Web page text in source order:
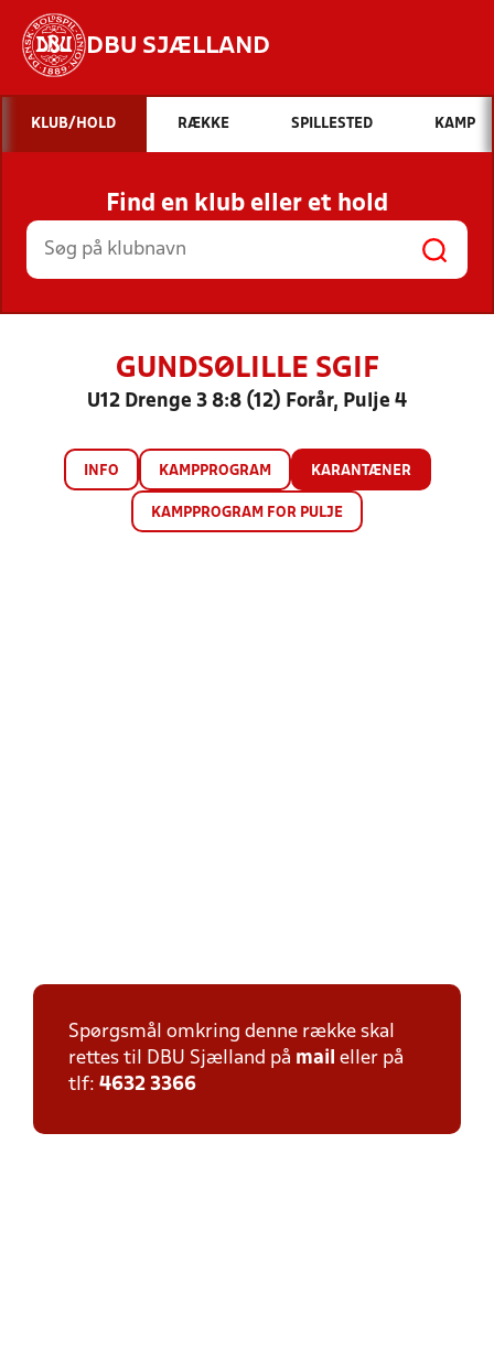
DBU SJÆLLAND
Hvad vil du søge efter?
INDHOLD OG NYHEDER
STILLINGER, RESULTATER, KLUBBER OG
HOLD
KLUB/HOLD RÆKKE SPILLESTED KAMP
Find en klub eller et hold
GUNDSØLILLE SGIF
U12 Drenge 3 8:8 (12) Forår, Pulje 4
INFO KAMPPROGRAM KARANTÆNER
KAMPPROGRAM FOR PULJE
Spørgsmål omkring denne række skal
rettes til DBU Sjælland på mail eller på
tlf: 4632 3366